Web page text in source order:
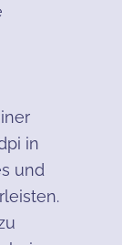
in
und